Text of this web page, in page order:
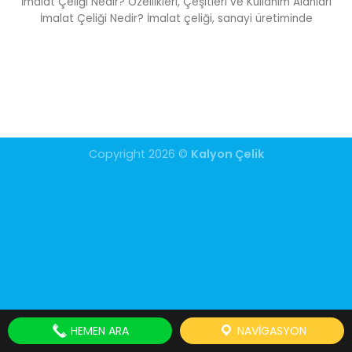
İmalat Çeliği Nedir? İmalat çeliği, sanayi üretiminde
Copyright 2026 © Kalyon Çelik
HEMEN ARA NAVIGASYON